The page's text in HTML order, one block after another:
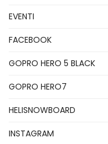
EVENTI
FACEBOOK
GOPRO HERO 5 BLACK
GOPRO HERO7
HELISNOWBOARD
INSTAGRAM